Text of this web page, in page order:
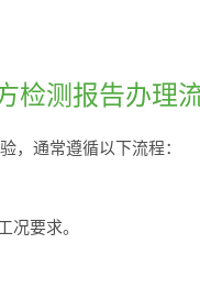
检测报告办理
，通常遵循以下流程：
况要求。